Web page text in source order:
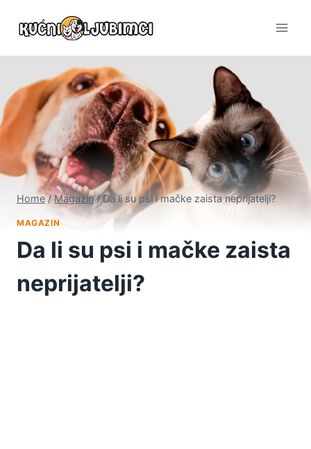
Home / Magazin / Da li su psi i mačke zaista neprijatelji?
MAGAZIN
Da li su psi i mačke zaista
neprijatelji?